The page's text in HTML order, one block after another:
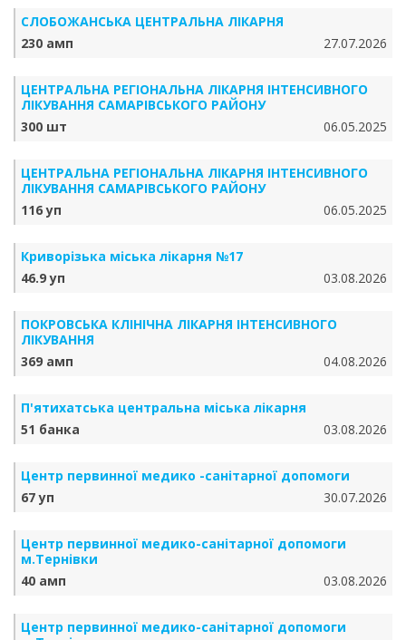
СЛОБОЖАНСЬКА ЦЕНТРАЛЬНА ЛІКАРНЯ
230 амп
27.07.2026
ЦЕНТРАЛЬНА РЕГІОНАЛЬНА ЛІКАРНЯ ІНТЕНСИВНОГО
ЛІКУВАННЯ САМАРІВСЬКОГО РАЙОНУ
300 шт
06.05.2025
ЦЕНТРАЛЬНА РЕГІОНАЛЬНА ЛІКАРНЯ ІНТЕНСИВНОГО
ЛІКУВАННЯ САМАРІВСЬКОГО РАЙОНУ
116 уп
06.05.2025
Криворізька міська лікарня №17
46.9 уп
03.08.2026
ПОКРОВСЬКА КЛІНІЧНА ЛІКАРНЯ ІНТЕНСИВНОГО
ЛІКУВАННЯ
369 амп
04.08.2026
П'ятихатська центральна міська лікарня
51 банка
03.08.2026
Центр первинної медико -санітарної допомоги
67 уп
30.07.2026
Центр первинної медико-санітарної допомоги
м.Тернівки
40 амп
03.08.2026
Центр первинної медико-санітарної допомоги